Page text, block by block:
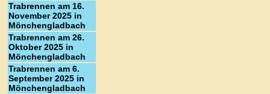
Trabrennen am 16.
November 2025 in
Mönchengladbach
Trabrennen am 26.
Oktober 2025 in
Mönchengladbach
Trabrennen am 6.
September 2025 in
Mönchengladbach